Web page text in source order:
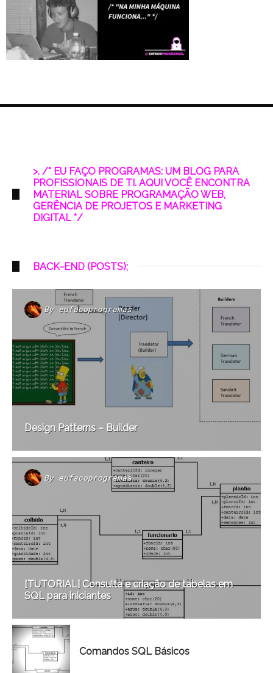
>. /* EU FAÇO PROGRAMAS: UM BLOG PARA
PROFISSIONAIS DE TI. AQUI VOCÊ ENCONTRA
MATERIAL SOBRE PROGRAMAÇÃO WEB,
GERÊNCIA DE PROJETOS E MARKETING
DIGITAL */
BACK-END (POSTS);
By eufacoprogramas
Design Patterns – Builder
By eufacoprogramas
[TUTORIAL] Consulta e criação de tabelas em
SQL para iniciantes
Comandos SQL Básicos